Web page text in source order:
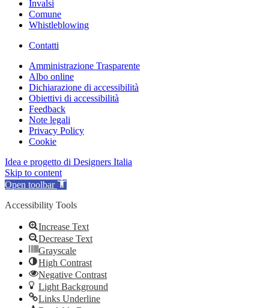
Invalsi
Comune
Whistleblowing
Contatti
Amministrazione Trasparente
Albo online
Dichiarazione di accessibilità
Obiettivi di accessibilità
Feedback
Note legali
Privacy Policy
Cookie
Idea e progetto di Designers Italia
Skip to content
Open toolbar
Accessibility Tools
Increase Text
Decrease Text
Grayscale
High Contrast
Negative Contrast
Light Background
Links Underline